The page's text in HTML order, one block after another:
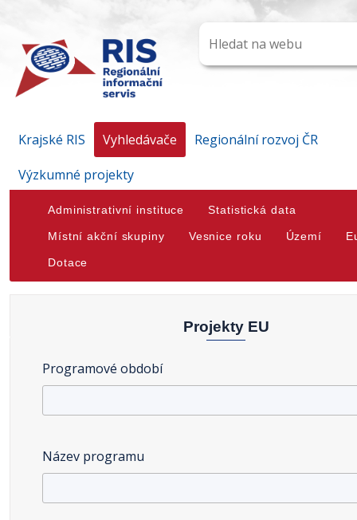
Krajské RIS Vyhledávače
Regionální rozvoj ČR
Výzkumné projekty
Administrativní instituce Statistická data
Místní akční skupiny Vesnice roku Území
Dotace
Projekty EU
Programové období
Název programu